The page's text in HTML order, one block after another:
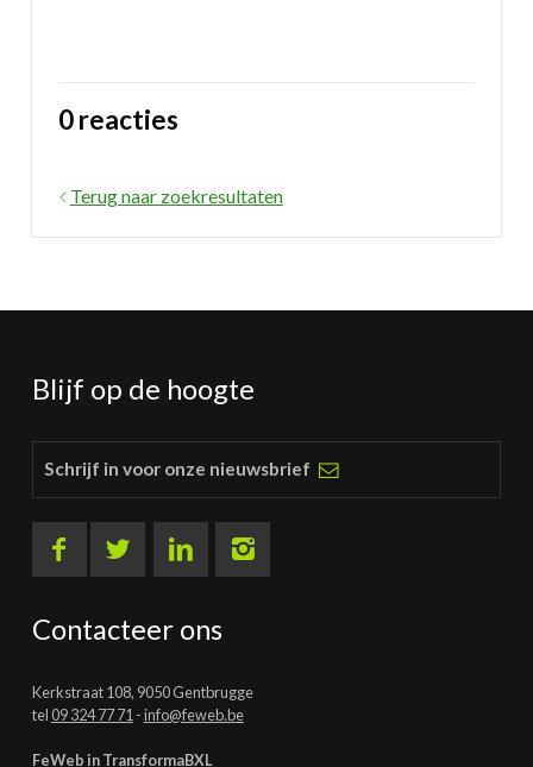
0 reacties
Terug naar zoekresultaten
Blijf op de hoogte
Schrijf in voor onze nieuwsbrief
Contacteer ons
Kerkstraat 108, 9050 Gentbrugge
tel09 324 77 71 -info@feweb.be
FeWeb in TransformaBXL